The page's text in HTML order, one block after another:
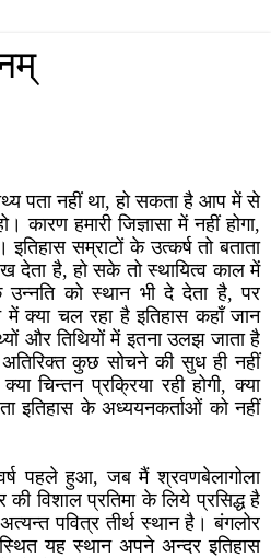
पता नहीं था, हो सकता है आप में से
कारण हमारी जिज्ञासा में नहीं होगा,
सम्राटों के उत्कर्ष तो बताता
है, हो सके तो स्थायित्व काल में
को स्थान भी दे देता है, पर
क्या चल रहा है इतिहास कहाँ जान
और तिथियों में इतना उलझ जाता है
कुछ सोचने की सुध ही नहीं
चिन्तन प्रक्रिया रही होगी, क्या
इतिहास के अध्ययनकर्ताओं को नहीं
पहले हुआ, जब मैं श्रवणबेलागोला
की विशाल प्रतिमा के लिये प्रसिद्ध है
पवित्र तीर्थ स्थान है। बंगलोर
यह स्थान अपने अन्दर इतिहास